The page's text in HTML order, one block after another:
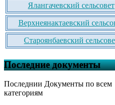
Ялангачевский сельсовет
Верхнеянактаевский
Староянбаевский
Последние документы
Последнии Документы по всем
категориям